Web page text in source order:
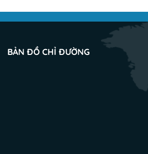
BẢN ĐỒ CHỈ ĐƯỜNG